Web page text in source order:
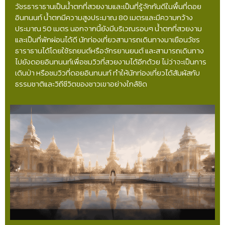
วัชรธาราธานเป็นน้ำตกที่สวยงามและเป็นที่รู้จักกันดีในพื้นที่ดอย
อินทนนท์ น้ำตกมีความสูงประมาณ 80 เมตรและมีความกว้าง
ประมาณ 50 เมตร นอกจากนี้ยังมีบริเวณรอบๆ น้ำตกที่สวยงาม
และเป็นที่พักผ่อนได้ดี นักท่องเที่ยวสามารถเดินทางมาเยือนวัชร
ธาราธานได้โดยใช้รถยนต์หรือจักรยานยนต์ และสามารถเดินทาง
ไปยังดอยอินทนนท์เพื่อชมวิวที่สวยงามได้อีกด้วย ไม่ว่าจะเป็นการ
เดินป่า หรือชมวิวที่ดอยอินทนนท์ ทำให้นักท่องเที่ยวได้สัมผัสกับ
ธรรมชาติและวิถีชีวิตของชาวเขาอย่างใกล้ชิด